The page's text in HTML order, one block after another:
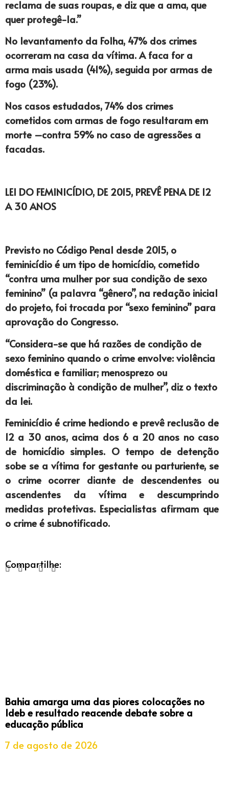
reclama de suas roupas, e diz que a ama, que
quer protegê-la.”
No levantamento da Folha, 47% dos crimes
ocorreram na casa da vítima. A faca for a
arma mais usada (41%), seguida por armas de
fogo (23%).
Nos casos estudados, 74% dos crimes
cometidos com armas de fogo resultaram em
morte –contra 59% no caso de agressões a
facadas.
LEI DO FEMINICÍDIO, DE 2015, PREVÊ PENA DE 12
A 30 ANOS
Previsto no Código Penal desde 2015, o
feminicídio é um tipo de homicídio, cometido
“contra uma mulher por sua condição de sexo
feminino” (a palavra “gênero”, na redação inicial
do projeto, foi trocada por “sexo feminino” para
aprovação do Congresso.
“Considera-se que há razões de condição de
sexo feminino quando o crime envolve: violência
doméstica e familiar; menosprezo ou
discriminação à condição de mulher”, diz o texto
da lei.
Feminicídio é crime hediondo e prevê reclusão de
12 a 30 anos, acima dos 6 a 20 anos no caso
de homicídio simples. O tempo de detenção
sobe se a vítima for gestante ou parturiente, se
o crime ocorrer diante de descendentes ou
ascendentes da vítima e descumprindo
medidas protetivas. Especialistas afirmam que
o crime é subnotificado.
Compartilhe:
Bahia amarga uma das piores colocações no
Ideb e resultado reacende debate sobre a
educação pública
7 de agosto de 2026